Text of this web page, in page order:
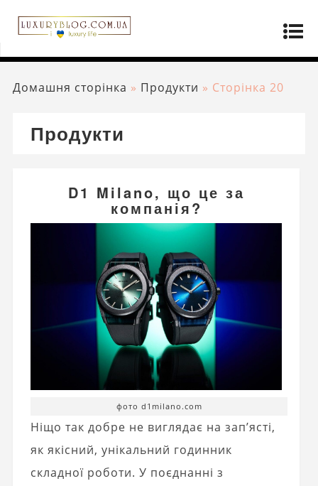
Домашня сторінка » Продукти » Сторінка 20
Продукти
D1 Milano, що це за
компанія?
фото d1milano.com
Ніщо так добре не виглядає на зап’ясті,
як якісний, унікальний годинник
складної роботи. У поєднанні з